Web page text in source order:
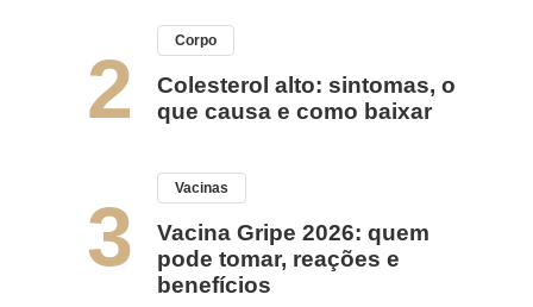
2
Corpo
Colesterol alto: sintomas, o
que causa e como baixar
3
Vacinas
Vacina Gripe 2026: quem
pode tomar, reações e
benefícios